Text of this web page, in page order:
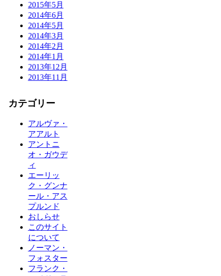
2015年5月
2014年6月
2014年5月
2014年3月
2014年2月
2014年1月
2013年12月
2013年11月
カテゴリー
アルヴァ・
アアルト
アントニ
オ・ガウデ
ィ
エーリッ
ク・グンナ
ール・アス
プルンド
おしらせ
このサイト
について
ノーマン・
フォスター
フランク・